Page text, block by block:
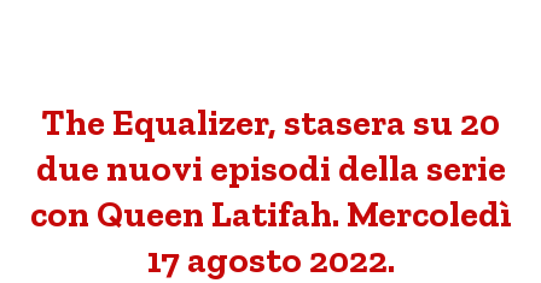
The Equalizer, stasera su 20
due nuovi episodi della serie
con Queen Latifah. Mercoledì
17 agosto 2022.